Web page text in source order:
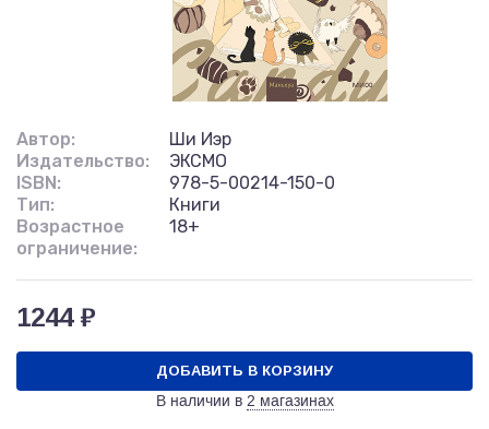
Автор:
Ши Иэр
Издательство:
ЭКСМО
ISBN:
978-5-00214-150-0
Тип:
Книги
Возрастное
ограничение:
18+
1244 ₽
ДОБАВИТЬ В КОРЗИНУ
В наличии в 2 магазинах